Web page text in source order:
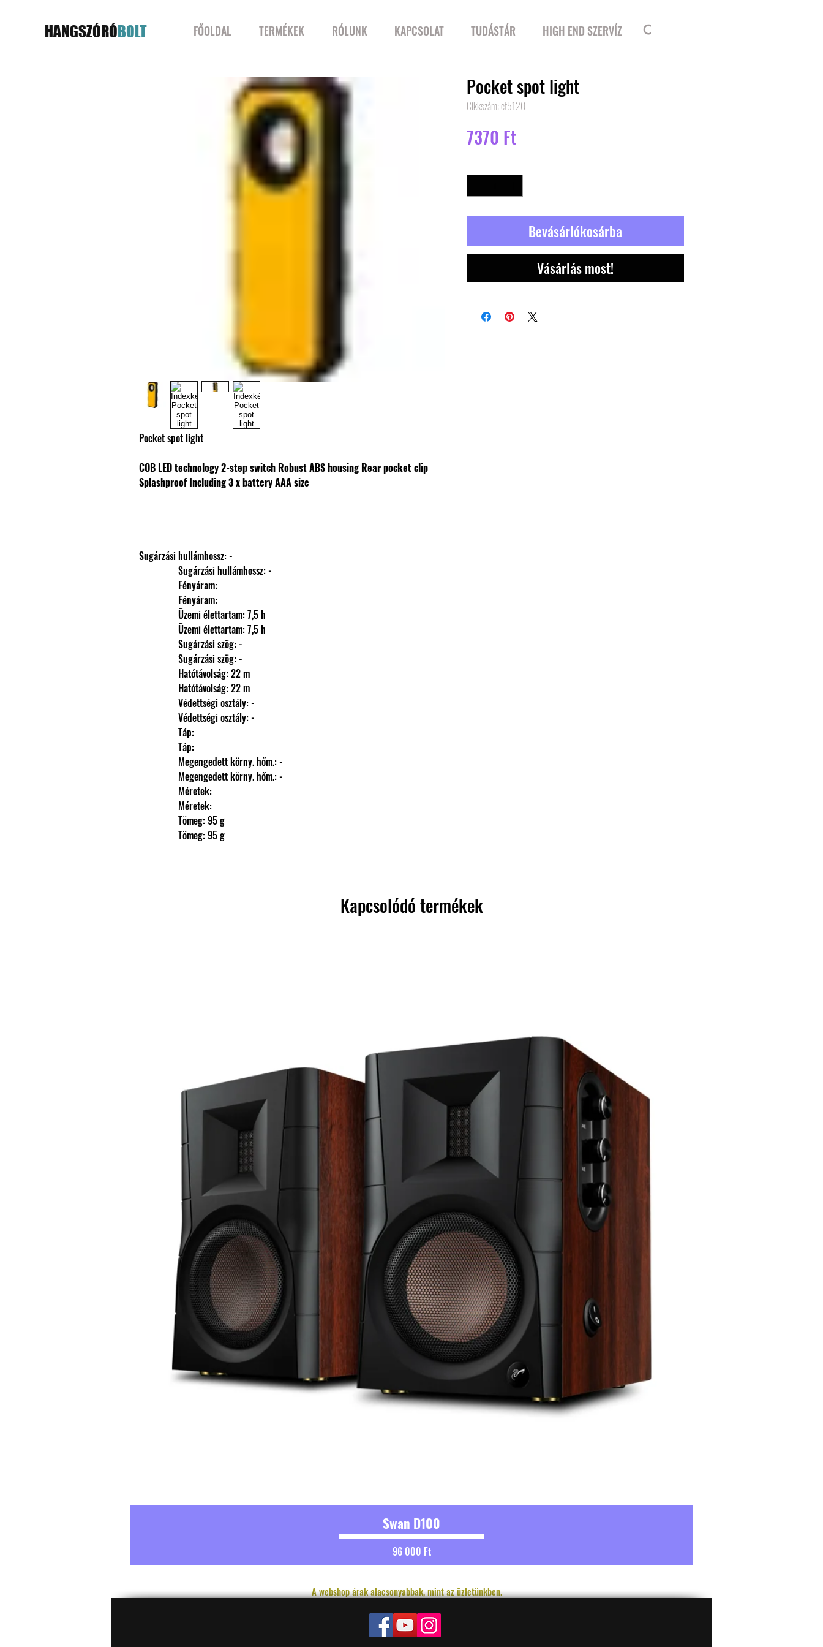
HANGSZÓRÓBOLT FŐOLDAL TERMÉKEK RÓLUNK KAPCSOLAT TUDÁSTÁR HIGH END SZERVÍZ
Pocket spot light
COB LED technology2-step switch Robust ABS housing Rear pocket clip
Splashproof Including 3 x battery AAA size
Sugárzási hullámhossz: -
                Sugárzási hullámhossz: -
                Fényáram:
                Fényáram:
                Üzemi élettartam: 7,5 h
                Üzemi élettartam: 7,5 h
                Sugárzási szög: -
                Sugárzási szög: -
                Hatótávolság: 22 m
                Hatótávolság: 22 m
                Védettségi osztály: -
                Védettségi osztály: -
                Táp:
                Táp:
                Megengedett körny. hőm.: -
                Megengedett körny. hőm.: -
                Méretek:
                Méretek:
                Tömeg: 95 g
                Tömeg: 95 g
Pocket spot light
Cikkszám: ct5120
7370 FtÁr
Bevásárlókosárba
Vásárlás most!
Kapcsolódó termékek
Swan D100
Ár
96 000 Ft
A webshop árak alacsonyabbak, mint az üzletünkben.